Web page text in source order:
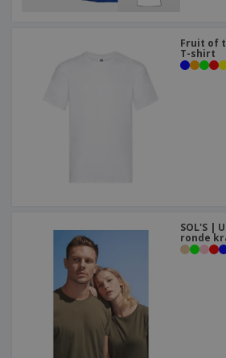
Fruit of
T-shirt
SOL'S |
ronde